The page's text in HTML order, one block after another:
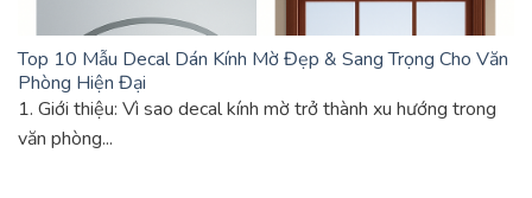
Top 10 Mẫu Decal Dán Kính Mờ Đẹp & Sang Trọng Cho Văn
Phòng Hiện Đại
1. Giới thiệu: Vì sao decal kính mờ trở thành xu hướng trong
văn phòng...